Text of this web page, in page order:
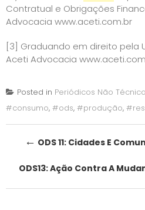
Contratual e Obrigações
Advocacia www.aceti.com.br
[3] Graduando em direito pela
Aceti Advocacia
Posted in Periódicos Não
#consumo, #ods, #produção,
Post
navigation
← ODS 11: Cidades E
ODS13: Ação Contra A